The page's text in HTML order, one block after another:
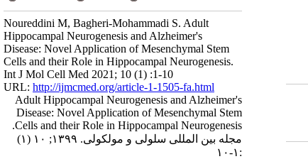
Noureddini M, Bagheri-Mohammadi S. Adult
Hippocampal Neurogenesis and Alzheimer's
Disease: Novel Application of Mesenchymal Stem
Cells and their Role in Hippocampal Neurogenesis.
Int J Mol Cell Med 2021; 10 (1) :1-10
URL: http://ijmcmed.org/article-1-1505-fa.html
Adult Hippocampal Neurogenesis and Alzheimer's
Disease: Novel Application of Mesenchymal Stem
Cells and their Role in Hippocampal Neurogenesis.
مجله بین المللی سلولی و مولکولی. ۱۳۹۹; ۱۰ (۱)
:۱-۱۰